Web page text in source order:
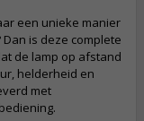
een unieke manier
is deze complete
de lamp op afstand
helderheid en
met